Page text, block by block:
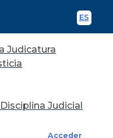
ES
Acceder